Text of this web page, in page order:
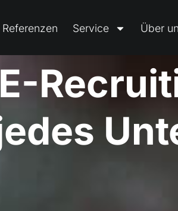
Referenzen Service Über
ompliziert